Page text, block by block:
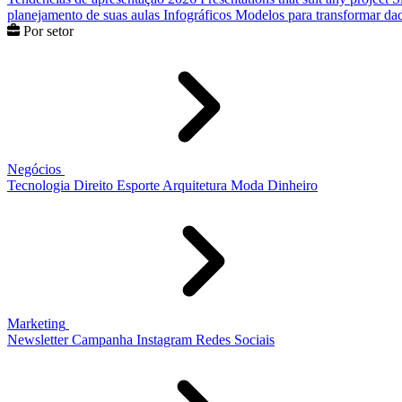
planejamento de suas aulas Infográficos Modelos para transformar
Por setor
Negócios
Tecnologia Direito Esporte Arquitetura Moda Dinheiro
Marketing
Newsletter Campanha Instagram Redes Sociais